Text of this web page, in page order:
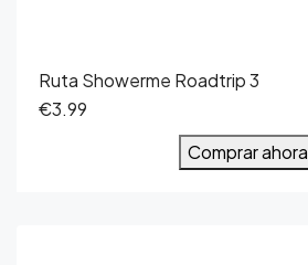
Ruta Showerme Roadtrip 3
€3.99
Comprar ahora